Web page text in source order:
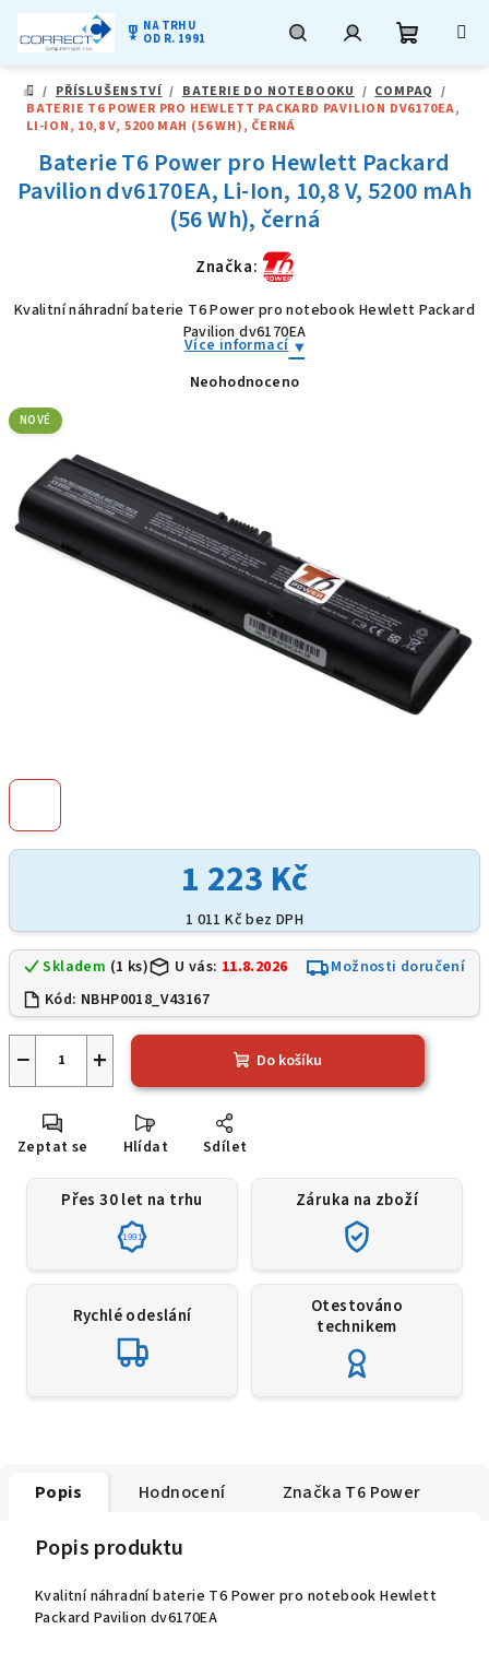
obsah
military_tech NA TRHU
OD R. 1991
DOMŮ
/ PŘÍSLUŠENSTVÍ / BATERIE DO NOTEBOOKU / COMPAQ /
BATERIE T6 POWER PRO HEWLETT PACKARD PAVILION DV6170EA,
LI-ION, 10,8 V, 5200 MAH (56 WH), ČERNÁ
1 223 Kč
1 011 Kč bez DPH
Skladem (1 ks) U vás: 11.8.2026
Možnosti doručení
Kód: NBHP0018_V43167
+
− Do košíku
Zeptat se Hlídat Sdílet
Baterie T6 Power pro Hewlett Packard
Pavilion dv6170EA, Li-Ion, 10,8 V, 5200 mAh
(56 Wh), černá
Značka:
Kvalitní náhradní baterie T6 Power pro notebook Hewlett Packard
Pavilion dv6170EA
Více informací
Průměrné
Neohodnoceno
NOVÉ
Přes 30 let na trhu
1991
Záruka na zboží
Rychlé odeslání
Otestováno
technikem
Popis Hodnocení Značka T6 Power
Popis produktu
Kvalitní náhradní baterie T6 Power pro notebook Hewlett
Packard Pavilion dv6170EA